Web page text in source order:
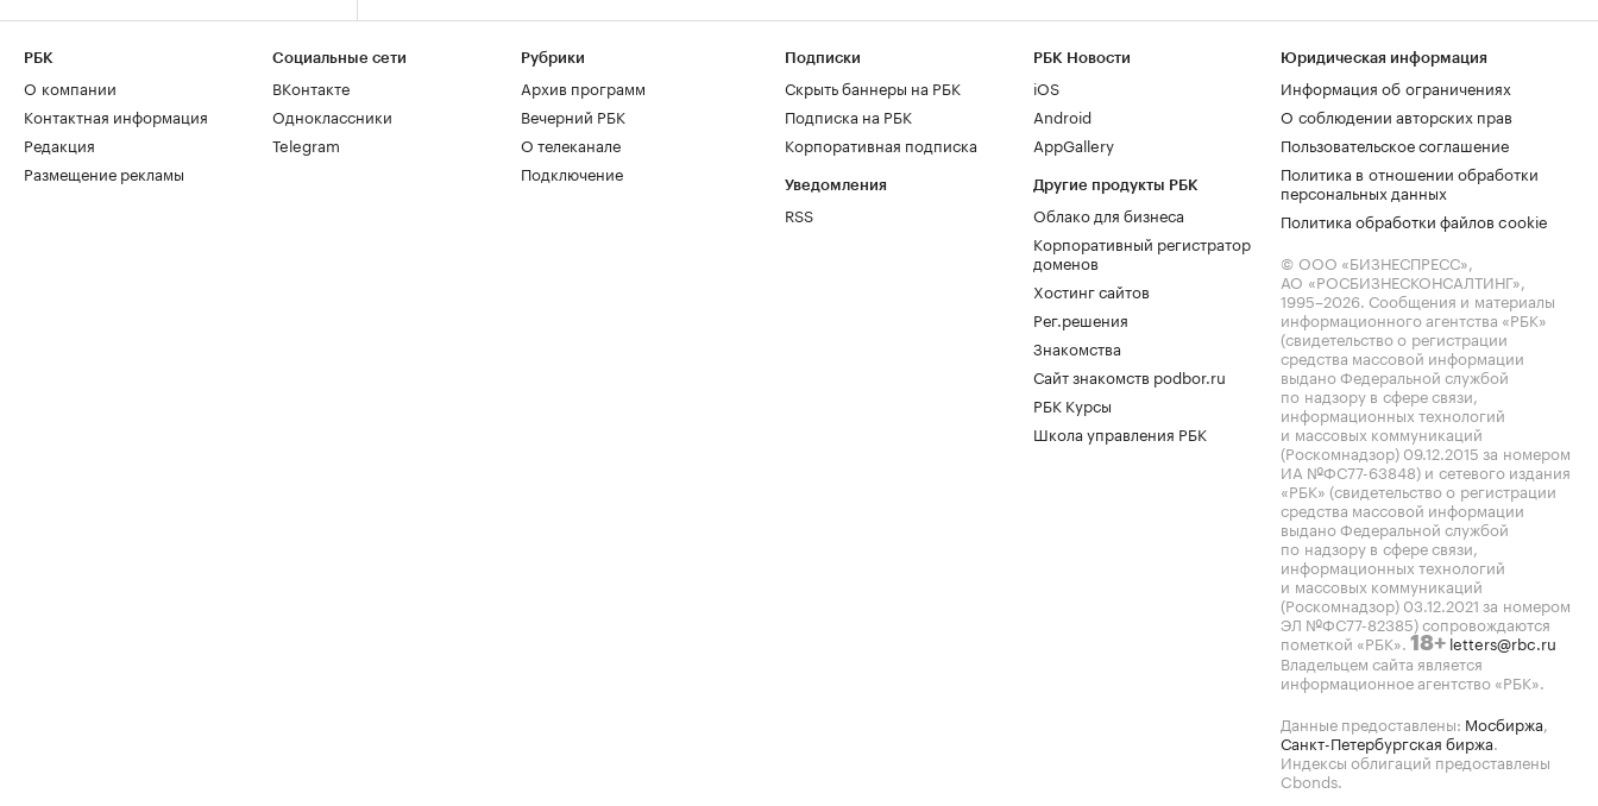
РБК
О компании
Контактная информация
Редакция
Размещение рекламы
Социальные сети
ВКонтакте
Одноклассники
Telegram
Рубрики
Архив программ
Вечерний РБК
О телеканале
Подключение
Подписки
Скрыть баннеры на РБК
Подписка на РБК
Корпоративная подписка
Уведомления
RSS
РБК Новости
iOS
Android
AppGallery
Другие продукты РБК
Облако для бизнеса
Корпоративный регистратор
доменов
Хостинг сайтов
Рег.решения
Знакомства
Сайт знакомств podbor.ru
РБК Курсы
Школа управления РБК
Юридическая информация
Информация об ограничениях
О соблюдении авторских прав
Пользовательское соглашение
Политика в отношении обработки
персональных данных
Политика обработки файлов cookie
© ООО «БИЗНЕСПРЕСС»,
АО «РОСБИЗНЕСКОНСАЛТИНГ»,
1995–2026. Сообщения и материалы
информационного агентства «РБК»
(свидетельство о регистрации
средства массовой информации
выдано Федеральной службой
по надзору в сфере связи,
информационных технологий
и массовых коммуникаций
(Роскомнадзор) 09.12.2015 за номером
ИА №ФС77-63848) и сетевого издания
«РБК» (свидетельство о регистрации
средства массовой информации
выдано Федеральной службой
по надзору в сфере связи,
информационных технологий
и массовых коммуникаций
(Роскомнадзор) 03.12.2021 за номером
ЭЛ №ФС77-82385) сопровождаются
пометкой «РБК». 18+ letters@rbc.ru
Владельцем сайта является
информационное агентство «РБК».
Данные предоставлены: Мосбиржа,
Санкт-Петербургская биржа.
Индексы облигаций предоставлены
Cbonds.